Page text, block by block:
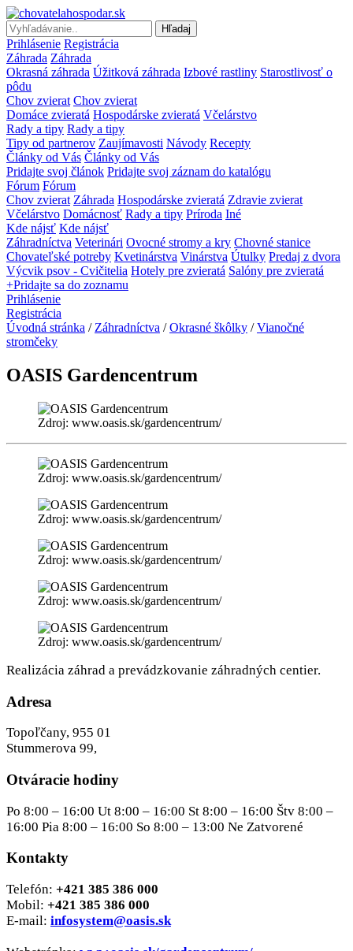
Hľadaj
Prihlásenie Registrácia
Záhrada Záhrada
Okrasná záhrada Úžitková záhrada Izbové rastliny Starostlivosť o
pôdu
Chov zvierat Chov zvierat
Domáce zvieratá Hospodárske zvieratá Včelárstvo
Rady a tipy Rady a tipy
Tipy od partnerov Zaujímavosti Návody Recepty
Články od Vás Články od Vás
Pridajte svoj článok Pridajte svoj záznam do katalógu
Fórum Fórum
Chov zvierat Záhrada Hospodárske zvieratá Zdravie zvierat
Včelárstvo Domácnosť Rady a tipy Príroda Iné
Kde nájsť Kde nájsť
Záhradníctva Veterinári Ovocné stromy a kry Chovné stanice
Chovateľské potreby Kvetinárstva Vinárstva Útulky Predaj z dvora
Výcvik psov - Cvičitelia Hotely pre zvieratá Salóny pre zvieratá
+Pridajte sa do zoznamu
Prihlásenie
Registrácia
Úvodná stránka / Záhradníctva / Okrasné škôlky / Vianočné
stromčeky
OASIS Gardencentrum
Zdroj: www.oasis.sk/gardencentrum/
Zdroj: www.oasis.sk/gardencentrum/
Zdroj: www.oasis.sk/gardencentrum/
Zdroj: www.oasis.sk/gardencentrum/
Zdroj: www.oasis.sk/gardencentrum/
Zdroj: www.oasis.sk/gardencentrum/
Realizácia záhrad a prevádzkovanie záhradných centier.
Adresa
Topoľčany, 955 01
Stummerova 99,
Otváracie hodiny
Po 8:00 – 16:00 Ut 8:00 – 16:00 St 8:00 – 16:00 Štv 8:00 –
16:00 Pia 8:00 – 16:00 So 8:00 – 13:00 Ne Zatvorené
Kontakty
Telefón: +421 385 386 000
Mobil: +421 385 386 000
E-mail: infosystem@oasis.sk